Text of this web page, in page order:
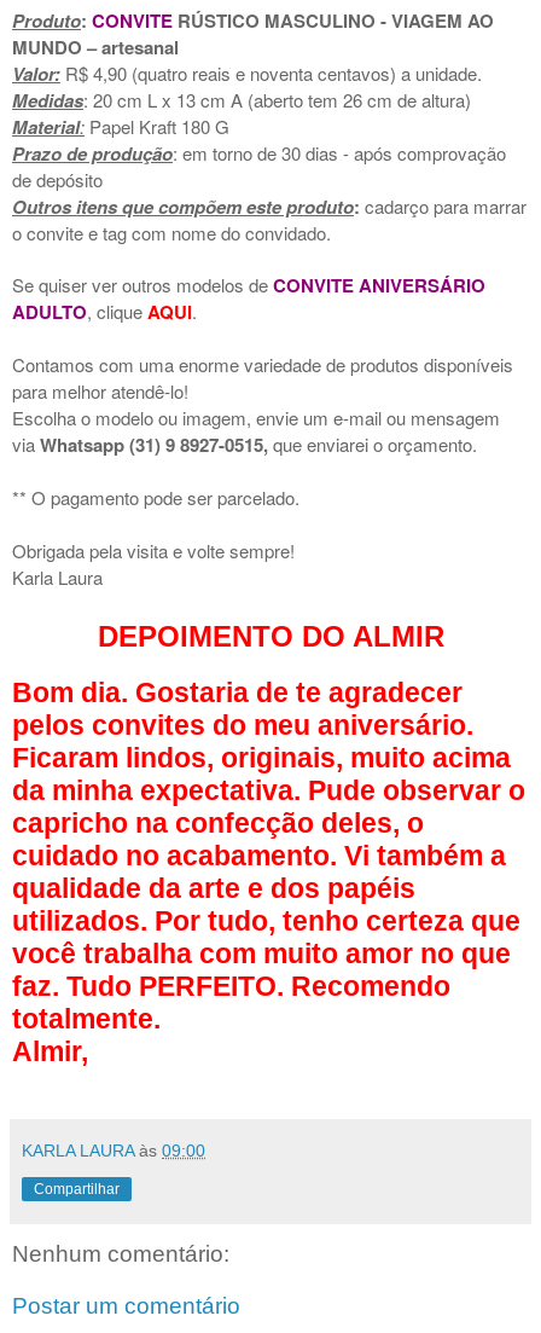
Produto: CONVITE RÚSTICO MASCULINO - VIAGEM AO
MUNDO – artesanal
Valor: R$ 4,90 (quatro reais e noventa centavos) a unidade.
Medidas: 20 cm L x 13 cm A (aberto tem 26 cm de altura)
Material: Papel Kraft 180 G
Prazo de produção: em torno de 30 dias - após comprovação
de depósito
Outros itens que compõem este produto: cadarço para marrar
o convitee tag com nome do convidado.
Se quiser ver outros modelos deCONVITE ANIVERSÁRIO
ADULTO, cliqueAQUI.
Contamos com uma enorme variedade de produtos disponíveis
para melhor atendê-lo!
Escolha o modelo ou imagem, envie um e-mail ou mensagem
viaWhatsapp (31) 9 8927-0515,que enviarei o orçamento.
** O pagamento pode ser parcelado.
Obrigada pela visita e volte sempre!
Karla Laura
DEPOIMENTO DO ALMIR
Bom dia. Gostaria de te agradecer
pelos convites do meu aniversário.
Ficaram lindos, originais, muito acima
da minha expectativa. Pude observar o
capricho na confecção deles, o
cuidado no acabamento. Vi também a
qualidade da arte e dos papéis
utilizados. Por tudo, tenho certeza que
você trabalha com muito amor no que
faz. Tudo PERFEITO. Recomendo
totalmente.
Almir,
KARLA LAURA às 09:00
Compartilhar
Nenhum comentário:
Postar um comentário